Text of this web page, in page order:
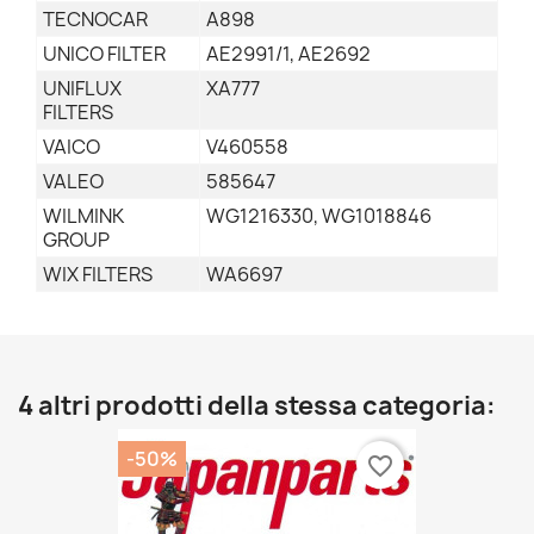
TECNOCAR
A898
UNICO FILTER
AE2991/1, AE2692
UNIFLUX
FILTERS
XA777
VAICO
V460558
VALEO
585647
WILMINK
GROUP
WG1216330, WG1018846
WIX FILTERS WA6697
4 altri prodotti della stessa categoria:
-50% favorite_border